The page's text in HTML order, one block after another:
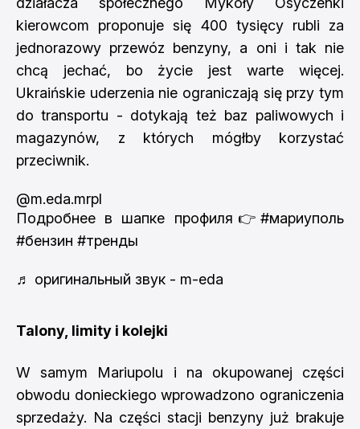
kierowcom proponuje się 400 tysięcy rubli za
jednorazowy przewóz benzyny, a oni i tak nie
chcą jechać, bo życie jest warte więcej.
Ukraińskie uderzenia nie ograniczają się przy tym
do transportu - dotykają też baz paliwowych i
magazynów, z których mógłby korzystać
przeciwnik.
@m.eda.mrpl
Подробнее в шапке профиля👉 #мариуполь
#бензин #тренды
♬ оригинальный звук - m-eda
Talony, limity i kolejki
W samym Mariupolu i na okupowanej części
obwodu donieckiego wprowadzono ograniczenia
sprzedaży. Na części stacji benzyny już brakuje